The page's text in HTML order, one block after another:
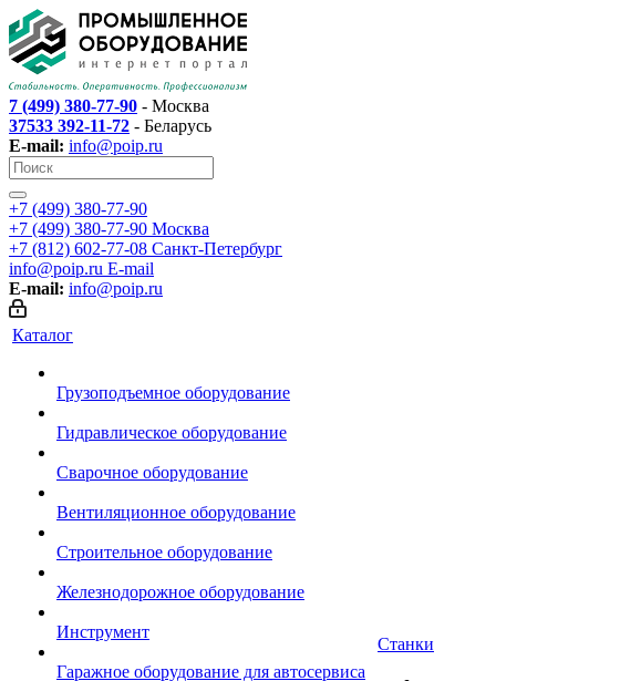
7 (499) 380-77-90 - Москва
37533 392-11-72 - Беларусь
E-mail: info@poip.ru
+7 (499) 380-77-90
+7 (499) 380-77-90 Москва
+7 (812) 602-77-08 Санкт-Петербург
info@poip.ru E-mail
E-mail: info@poip.ru
Каталог
Грузоподъемное оборудование
Гидравлическое оборудование
Сварочное оборудование
Вентиляционное оборудование
Строительное оборудование
Железнодорожное оборудование
Инструмент
Гаражное оборудование для автосервиса
Станки